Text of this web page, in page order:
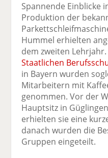
Spannende Einblicke
Produktion der
Hummel erhielten
dem zweiten
Staatlichen
in Bayern wurden
Mitarbeitern mit
genommen. Vor der
Hauptsitz in
erhielten sie eine
danach wurden die
Gruppen eingeteilt.